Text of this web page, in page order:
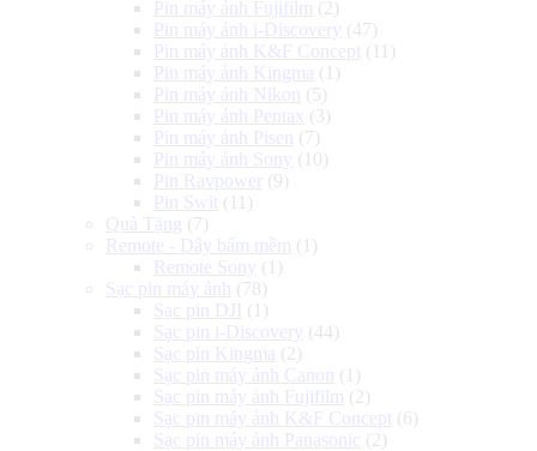
Pin máy ảnh Fujifilm (2)
Pin máy ảnh i-Discovery (47)
Pin máy ảnh K&F Concept (11)
Pin máy ảnh Kingma (1)
Pin máy ảnh Nikon
(5)
Pin máy ảnh Pentax (3)
Pin máy ảnh Pisen
(7)
Pin máy ảnh Sony (10)
Pin Ravpower
(9)
Pin Swit (11)
Quà Tặng (7)
Remote - Dây bấm mềm (1)
Remote Sony (1)
Sạc pin máy ảnh
(78)
Sạc pin DJI (1)
Sạc pin i-Discovery (44)
Sạc pin Kingma (2)
Sạc pin máy ảnh Canon
(1)
Sạc pin máy ảnh Fujifilm (2)
Sạc pin máy ảnh K&F Concept (6)
Sạc pin máy ảnh Panasonic (2)